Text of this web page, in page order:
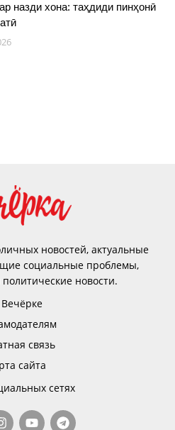
назди хона: таҳдиди пинҳонӣ
новостей, актуальные
социальные проблемы,
новости.
связь
сайта
сетях